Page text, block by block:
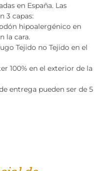
en España. Las
3 capas:
hipoalergénico en
la cara.
Tejido no Tejido en el
100% en el exterior de la
entrega pueden ser de 5